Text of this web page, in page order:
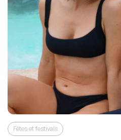
Fêtes et festivals